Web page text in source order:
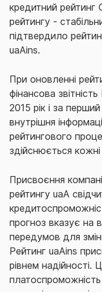
кредитний рейтинг
рейтингу -
підтвердило
uaAins.
При оновленні
фінансова
2015 рік і за
внутрішня
рейтингового
здійснюється кожні
Присвоєння
рейтингу uaA
прогноз вказує на
передумов для
Рейтинг uaAins
рівнем надійності.
платоспроможність